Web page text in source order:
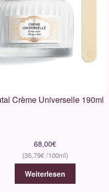
Crème Universelle 190ml
68,00€
35,79€
Weiterlesen